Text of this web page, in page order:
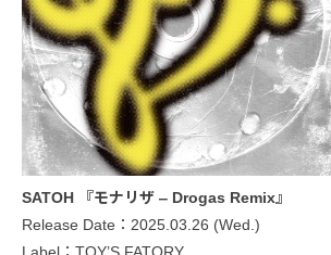
SATOH 『モナリザ ‒ Drogas Remix』
Release Date：2025.03.26 (Wed.)
Label：TOY’S FATORY